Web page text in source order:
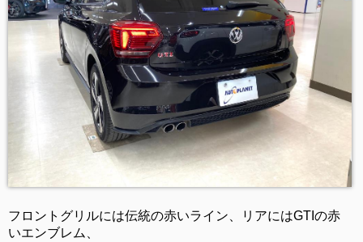
フロントグリルには伝統の赤いライン、リアにはGTIの赤
いエンブレム、